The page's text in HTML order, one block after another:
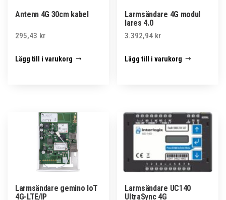
Antenn 4G 30cm kabel
295,43 kr
Lägg till i varukorg
Larmsändare 4G modul
lares 4.0
3.392,94 kr
Lägg till i varukorg
Larmsändare gemino IoT
4G-LTE/IP
Larmsändare UC140
UltraSync 4G